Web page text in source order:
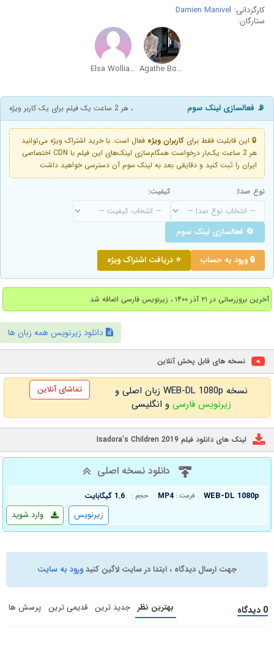
کارگردانی: Damien Manivel
ستارگان:
Agathe Bonitzer
Elsa Wolliaston
📡 فعالسازی لینک سوم ، هر 2 ساعت یک فیلم برای یک کاربر ویژه
🔒 این قابلیت فقط برای کاربران ویژه فعال است. با خرید اشتراک ویژه می‌توانید
هر 2 ساعت یک‌بار درخواست همگام‌سازی لینک‌های این فیلم با CDN اختصاصی
ایران را ثبت کنید و دقایقی بعد به لینک سوم آن دسترسی خواهید داشت
نوع صدا: کیفیت:
🔄 فعالسازی لینک سوم
🔒 ورود به حساب ⭐ دریافت اشتراک ویژه
آخرین بروزرسانی در ۲۱ آذر ۱۴۰۰ ، زیرنویس فارسی اضافه شد
دانلود زیرنویس همه زبان ها
نسخه های قابل پخش آنلاین
نسخه WEB-DL 1080p زبان اصلی و
زیرنویس فارسی و انگلیسی
تماشای آنلاین
لینک های دانلود فیلم Isadora's Children 2019
دانلود نسخه اصلی
WEB-DL 1080p فرمت : MP4 حجم : 1.6 گیگابایت
وارد شوید زیرنویس
جهت ارسال دیدگاه ، ابتدا در سایت لاگین کنیدورود به سایت
0 دیدگاه بهترین نظر جدید ترین قدیمی ترین پرسش ها